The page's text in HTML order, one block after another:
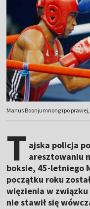
Manus Boonjumnong (po
T ajska policja
aresztowaniu
boksie, 45-letniego
początku roku
więzienia w
nie stawił się